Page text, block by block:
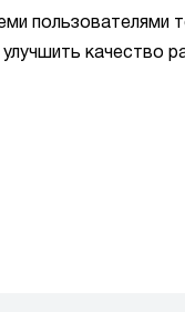
пользователями
качество